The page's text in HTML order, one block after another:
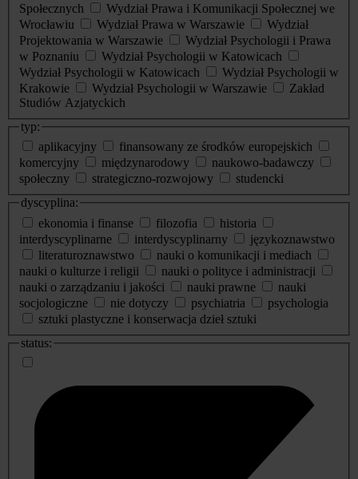
Społecznych
Wydział Prawa i Komunikacji Społecznej we
Wrocławiu
Wydział Prawa w Warszawie
Wydział
Projektowania w Warszawie
Wydział Psychologii i Prawa
w Poznaniu
Wydział Psychologii w Katowicach
Wydział Psychologii w Katowicach
Wydział Psychologii w
Krakowie
Wydział Psychologii w Warszawie
Zakład
Studiów Azjatyckich
typ:
aplikacyjny
finansowany ze środków europejskich
komercyjny
międzynarodowy
naukowo-badawczy
społeczny
strategiczno-rozwojowy
studencki
dyscyplina:
ekonomia i finanse
filozofia
historia
interdyscyplinarne
interdyscyplinarny
językoznawstwo
literaturoznawstwo
nauki o komunikacji i mediach
nauki o kulturze i religii
nauki o polityce i administracji
nauki o zarządzaniu i jakości
nauki prawne
nauki
socjologiczne
nie dotyczy psychiatria
psychologia
sztuki plastyczne i konserwacja dzieł sztuki
status: